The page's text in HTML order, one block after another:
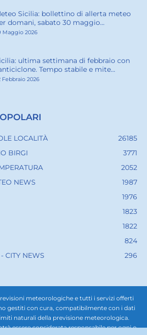
Sicilia: bollettino di allerta meteo
domani, sabato 30 maggio...
Maggio 2026
ultima settimana di febbraio con
Tempo stabile e mite...
Febbraio 2026
LOCALITÀ
26185
BIRGI
3771
2052
NEWS
1987
1976
1823
1822
824
CITY NEWS
296
meteorologiche e tutti i servizi offerti
gestiti con cura, compatibilmente con i dati
naturali della previsione meteorologica.
essere considerata responsabile per ogni o